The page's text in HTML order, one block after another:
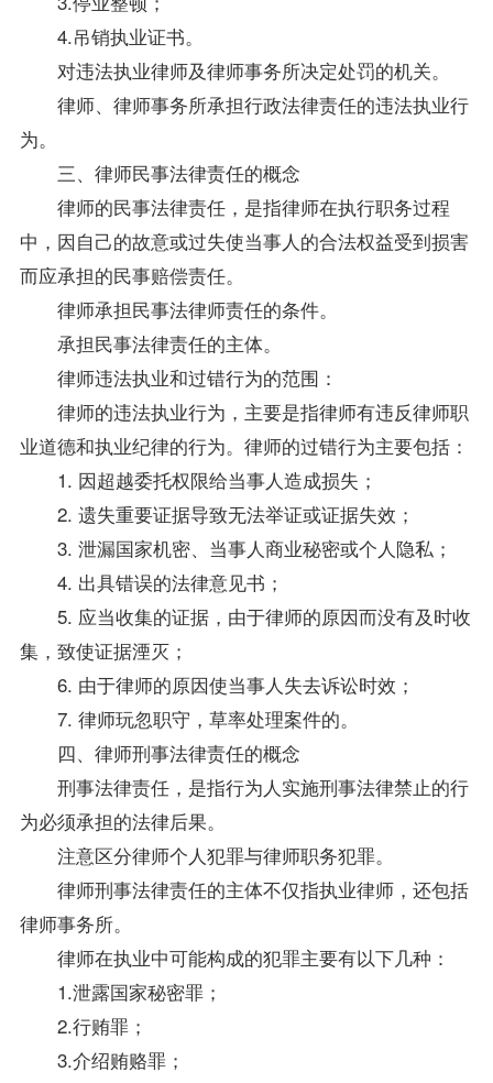
4.吊销执业证书。
对违法执业律师及律师事务所决定处罚的机关。
律师、律师事务所承担行政法律责任的违法执业行
为。
三、律师民事法律责任的概念
律师的民事法律责任，是指律师在执行职务过程
中，因自己的故意或过失使当事人的合法权益受到损害
而应承担的民事赔偿责任。
律师承担民事法律师责任的条件。
承担民事法律责任的主体。
律师违法执业和过错行为的范围：
律师的违法执业行为，主要是指律师有违反律师职
业道德和执业纪律的行为。律师的过错行为主要包括：
1. 因超越委托权限给当事人造成损失；
2. 遗失重要证据导致无法举证或证据失效；
3. 泄漏国家机密、当事人商业秘密或个人隐私；
4. 出具错误的法律意见书；
5. 应当收集的证据，由于律师的原因而没有及时收
集，致使证据湮灭；
6. 由于律师的原因使当事人失去诉讼时效；
7. 律师玩忽职守，草率处理案件的。
四、律师刑事法律责任的概念
刑事法律责任，是指行为人实施刑事法律禁止的行
为必须承担的法律后果。
注意区分律师个人犯罪与律师职务犯罪。
律师刑事法律责任的主体不仅指执业律师，还包括
律师事务所。
律师在执业中可能构成的犯罪主要有以下几种：
1.泄露国家秘密罪；
2.行贿罪；
3.介绍贿赂罪；